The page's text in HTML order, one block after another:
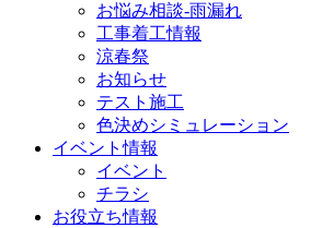
お悩み相談-雨漏れ
工事着工情報
涼春祭
お知らせ
テスト施工
色決めシミュレーション
イベント情報
イベント
チラシ
お役立ち情報